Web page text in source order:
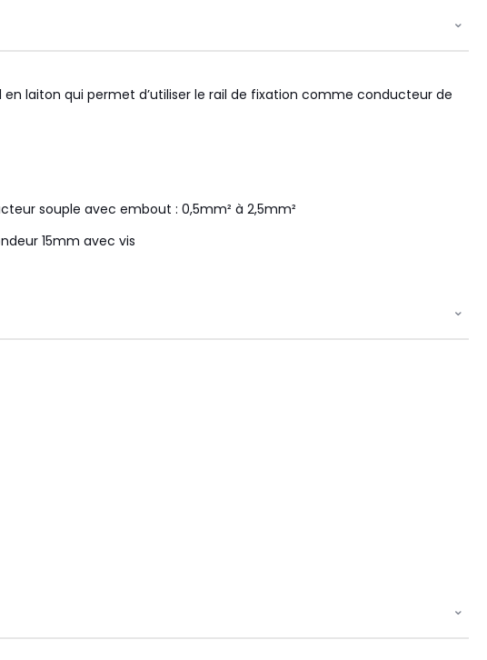
laiton qui permet d’utiliser le rail de fixation comme conducteur de
souple avec embout : 0,5mm² à 2,5mm²
15mm avec vis